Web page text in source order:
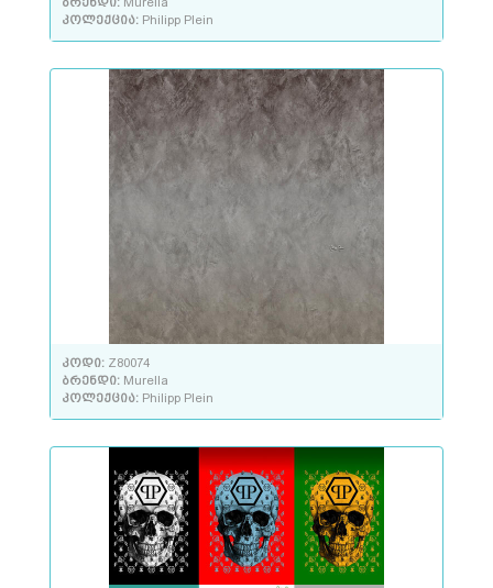
ბრენდი: Murella
კოლექცია: Philipp Plein
კოდი: Z80074
ბრენდი: Murella
კოლექცია: Philipp Plein